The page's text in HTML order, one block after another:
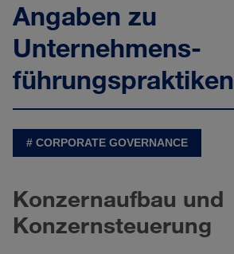
Angaben zu
Unternehmens­
führungspraktiken
CORPORATE GOVERNANCE
Konzernaufbau und
Konzernsteuerung